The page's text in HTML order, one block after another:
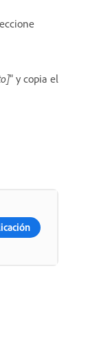
" y copia el